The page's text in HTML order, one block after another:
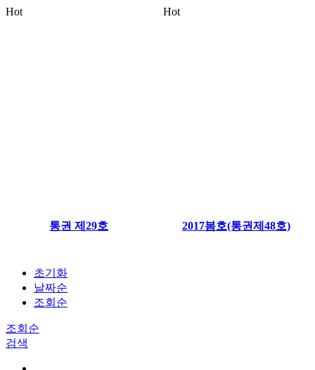
Hot
통권 제29호
Hot
2017봄호(통권제48호)
초기화
날짜순
조회순
조회순
검색